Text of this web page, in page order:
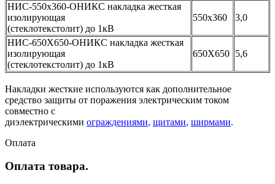
НИС-550х360-ОНИКС накладка жесткая
изолирующая
(стеклотекстолит) до 1кВ
550х360 3,0
НИС-650Х650-ОНИКС накладка жесткая
изолирующая
(стеклотекстолит) до 1кВ
650Х650 5,6
Накладки жесткие используются как дополнительное
средство защиты от поражения электрическим током
совместно с
диэлектрическими ограждениями, щитами, ширмами.
Оплата
Оплата товара.